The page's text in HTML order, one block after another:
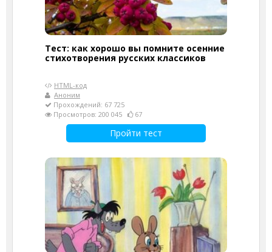
Тест: как хорошо вы помните осенние
стихотворения русских классиков
HTML-код
Аноним
Прохождений: 67 725
Просмотров: 200 045
67
Пройти тест